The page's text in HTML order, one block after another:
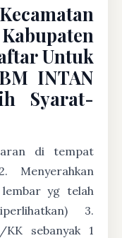
Untuk
INTAN
Syarat-
di tempat
Menyerahkan
yg telah
3.
KK sebanyak 1